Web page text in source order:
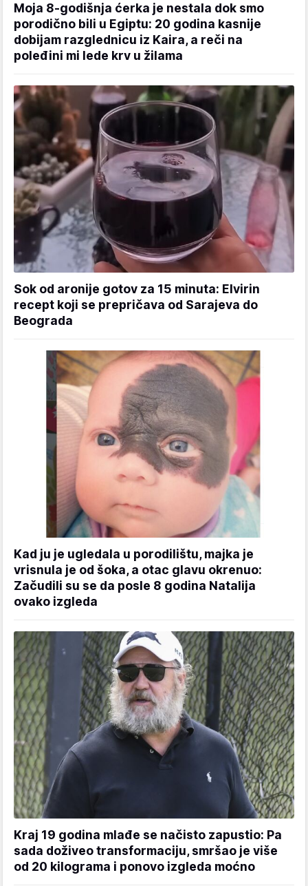
Moja 8-godišnja ćerka je nestala dok smo
porodično bili u Egiptu: 20 godina kasnije
dobijam razglednicu iz Kaira, a reči na
poleđini mi lede krv u žilama
Sok od aronije gotov za 15 minuta: Elvirin
recept koji se prepričava od Sarajeva do
Beograda
Kad ju je ugledala u porodilištu, majka je
vrisnula je od šoka, a otac glavu okrenuo:
Začudili su se da posle 8 godina Natalija
ovako izgleda
Kraj 19 godina mlađe se načisto zapustio: Pa
sada doživeo transformaciju, smršao je više
od 20 kilograma i ponovo izgleda moćno